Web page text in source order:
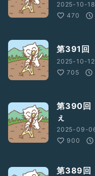
2025-10-
470
第391回
2025-10-
705
第390回
ぇ
2025-09-
900
第389回